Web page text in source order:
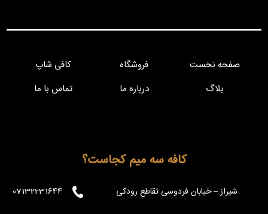
صفحه نخست فروشگاه
کافی شاپ
بلاگ
درباره ما تماس با ما
کافه سه میم کجاست؟
شیراز – خیابان فردوسی تقاطع رودکی 07132231644